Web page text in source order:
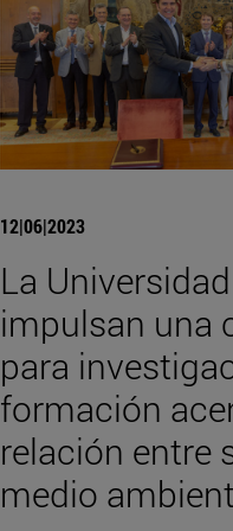
12|06|2023
La
impulsan una
para
formación
relación entre
medio